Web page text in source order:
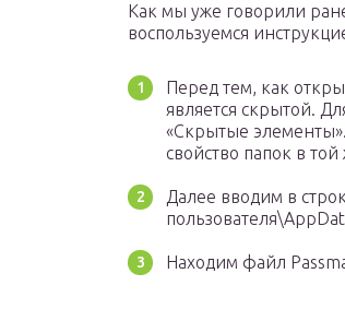
Как мы уже говорили
воспользуемся
Перед тем, как
является скрытой.
«Скрытые
свойство папок в
Далее вводим в
Находим файл